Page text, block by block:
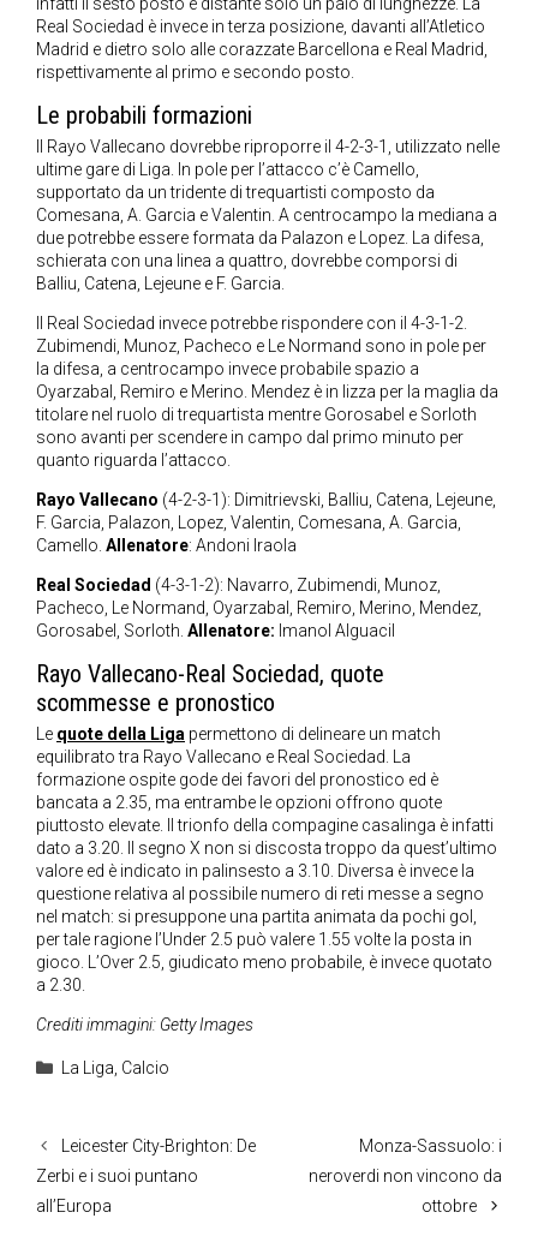
infatti il sesto posto è distante solo un paio di lunghezze. La
Real Sociedad è invece in terza posizione, davanti all’Atletico
Madrid e dietro solo alle corazzate Barcellona e Real Madrid,
rispettivamente al primo e secondo posto.
Le probabili formazioni
Il Rayo Vallecano dovrebbe riproporre il 4-2-3-1, utilizzato nelle
ultime gare di Liga. In pole per l’attacco c’è Camello,
supportato da un tridente di trequartisti composto da
Comesana, A. Garcia e Valentin. A centrocampo la mediana a
due potrebbe essere formata da Palazon e Lopez. La difesa,
schierata con una linea a quattro, dovrebbe comporsi di
Balliu, Catena, Lejeune e F. Garcia.
Il Real Sociedad invece potrebbe rispondere con il 4-3-1-2.
Zubimendi, Munoz, Pacheco e Le Normand sono in pole per
la difesa, a centrocampo invece probabile spazio a
Oyarzabal, Remiro e Merino. Mendez è in lizza per la maglia da
titolare nel ruolo di trequartista mentre Gorosabel e Sorloth
sono avanti per scendere in campo dal primo minuto per
quanto riguarda l’attacco.
Rayo Vallecano (4-2-3-1): Dimitrievski, Balliu, Catena, Lejeune,
F. Garcia, Palazon, Lopez, Valentin, Comesana, A. Garcia,
Camello. Allenatore: Andoni Iraola
Real Sociedad (4-3-1-2): Navarro, Zubimendi, Munoz,
Pacheco, Le Normand, Oyarzabal, Remiro, Merino, Mendez,
Gorosabel, Sorloth. Allenatore: Imanol Alguacil
Rayo Vallecano-Real Sociedad, quote
scommesse e pronostico
Le quote della Liga permettono di delineare un match
equilibrato tra Rayo Vallecano e Real Sociedad. La
formazione ospite gode dei favori del pronostico ed è
bancata a 2.35, ma entrambe le opzioni offrono quote
piuttosto elevate. Il trionfo della compagine casalinga è infatti
dato a 3.20. Il segno X non si discosta troppo da quest’ultimo
valore ed è indicato in palinsesto a 3.10. Diversa è invece la
questione relativa al possibile numero di reti messe a segno
nel match: si presuppone una partita animata da pochi gol,
per tale ragione l’Under 2.5 può valere 1.55 volte la posta in
gioco. L’Over 2.5, giudicato meno probabile, è invece quotato
a 2.30.
Crediti immagini: Getty Images
Categorie
La Liga, Calcio
Leicester City-Brighton: De
Zerbi e i suoi puntano
all’Europa
Monza-Sassuolo: i
neroverdi non vincono da
ottobre